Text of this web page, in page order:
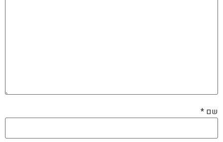
שם *